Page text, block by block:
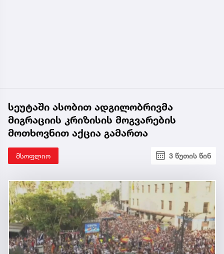
სეუტაში ასობით ადგილობრივმა
მიგრაციის კრიზისის მოგვარების
მოთხოვნით აქცია გამართა
მსოფლიო 3 წუთის წინ